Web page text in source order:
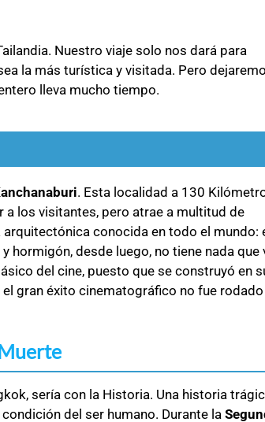
Nuestro viaje solo nos dará para
la más turística y visitada. Pero
lleva mucho tiempo.
. Esta localidad a 130
los visitantes, pero atrae a multitud de
conocida en todo el mundo:
hormigón, desde luego, no tiene nada que
del cine, puesto que se construyó en
gran éxito cinematográfico no fue
sería con la Historia. Una historia
del ser humano. Durante la